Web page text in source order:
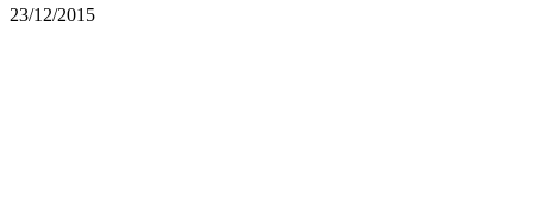
23/12/2015